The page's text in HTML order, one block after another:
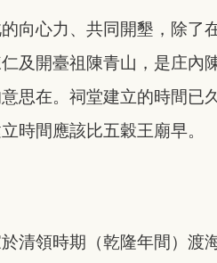
向心力、共同開墾，除了
及開臺祖陳青山，是庄內
思在。祠堂建立的時間已
時間應該比五穀王廟早。
清領時期（乾隆年間）渡